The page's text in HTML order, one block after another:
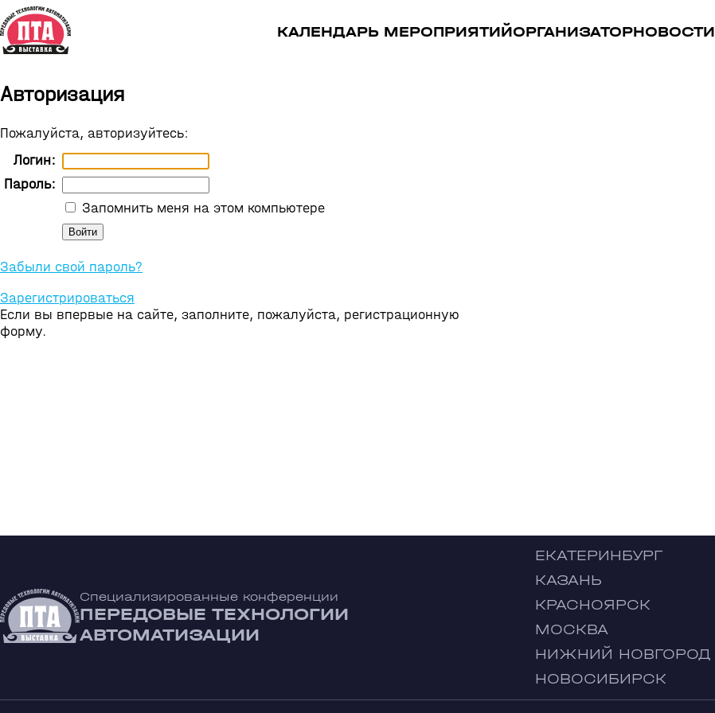
КАЛЕНДАРЬ МЕРОПРИЯТИЙОРГАНИЗАТОРНОВОСТИ
Авторизация
Пожалуйста, авторизуйтесь:
Логин:
Пароль:
Запомнить меня на этом компьютере
Забыли свой пароль?
Зарегистрироваться
Если вы впервые на сайте, заполните, пожалуйста, регистрационную
форму.
Специализированные конференции
ПЕРЕДОВЫЕ ТЕХНОЛОГИИ
АВТОМАТИЗАЦИИ
ЕКАТЕРИНБУРГ
КАЗАНЬ
КРАСНОЯРСК
МОСКВА
НИЖНИЙ НОВГОРОД
НОВОСИБИРСК